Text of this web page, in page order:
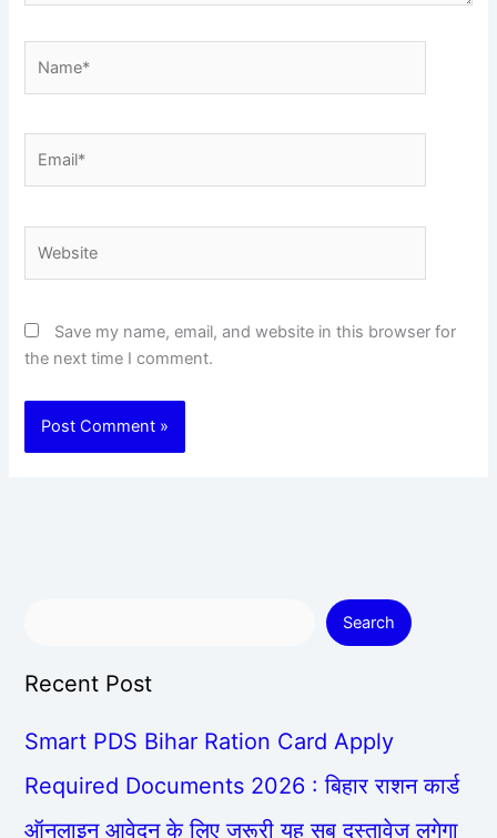
Save my name, email, and website in this browser for
the next time I comment.
Search
Recent Post
Smart PDS Bihar Ration Card Apply
Required Documents 2026 : बिहार राशन कार्ड
ऑनलाइन आवेदन के लिए जरूरी यह सब दस्तावेज लगेगा